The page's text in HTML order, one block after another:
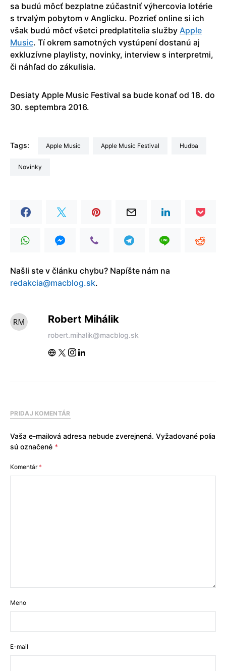
sa budú môcť bezplatne zúčastniť výhercovia lotérie
s trvalým pobytom v Anglicku. Pozrieť online si ich
však budú môcť všetci predplatitelia služby Apple
Music. Tí okrem samotných vystúpení dostanú aj
exkluzívne playlisty, novinky, interview s interpretmi,
či náhľad do zákulisia.
Desiaty Apple Music Festival sa bude konať od 18. do
30. septembra 2016.
Tags: Apple Music Apple Music Festival hudba
Novinky
Našli ste v článku chybu? Napíšte nám na
redakcia@macblog.sk.
Robert Mihálik
robert.mihalik@macblog.sk
PRIDAJ KOMENTÁR
Vaša e-mailová adresa nebude zverejnená. Vyžadované polia
sú označené *
Komentár*
Meno
E-mail